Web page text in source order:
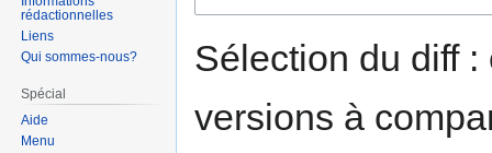
navigation
recherche
Sélection du diff
versions à
rédactionnelles
Liens
Qui sommes-nous?
Spécial
Aide
Menu